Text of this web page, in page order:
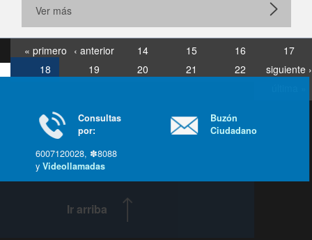
Ver más
« primero ‹ anterior 14 15 16
17
18
19 20 21 22
siguiente ›
Consultas
por:
6007120028, ✽8088
yVideollamadas
Buzón
Ciudadano